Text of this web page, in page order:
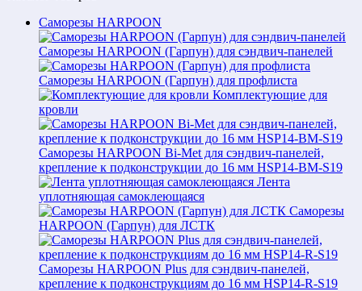
Саморезы HARPOON
Саморезы HARPOON (Гарпун) для сэндвич-панелей
Саморезы HARPOON (Гарпун) для профлиста
Комплектующие для
кровли
Саморезы HARPOON Bi-Met для сэндвич-панелей,
крепление к подконструкции до 16 мм HSP14-BM-S19
Лента
уплотняющая самоклеющаяся
Саморезы
HARPOON (Гарпун) для ЛСТК
Саморезы HARPOON Plus для сэндвич-панелей,
крепление к подконструкциям до 16 мм HSP14-R-S19